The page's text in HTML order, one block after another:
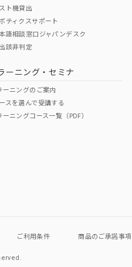
O
ト機貸出
ティクスサポート
語相談窓口ジャパンデスク
該非判定
ーニング・セミナ
ーニングのご案内
スを選んで受講する
ーニングコース一覧（PDF）
ご利用条件 商品のご承諾事項